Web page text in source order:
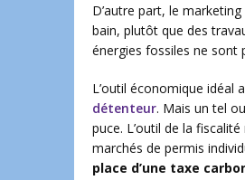
D’autre part, le
bain, plutôt que des
énergies fossiles ne sont
L’outil économique idéal
détenteur. Mais un tel
puce. L’outil de la
marchés de permis
place d’une taxe